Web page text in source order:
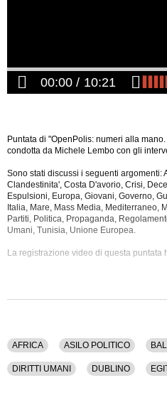
00:00 10:21
Puntata di "OpenPolis: numeri alla
condotta da Michele Lembo con gli
Sono stati discussi i seguenti argomenti:
Clandestinita', Costa D'avorio, Crisi,
Espulsioni, Europa, Giovani, Governo,
Italia, Mare, Mass Media, Mediterraneo,
Partiti, Politica, Propaganda,
Umani, Tunisia, Unione Europea.
La registrazione video di questa puntata
AFRICA ASILO POLITICO
DIRITTI UMANI DUBLINO